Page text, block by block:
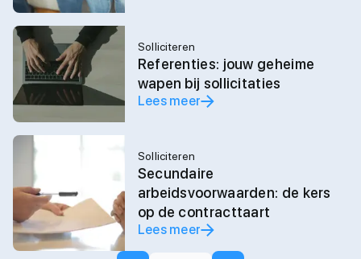
Solliciteren
Referenties: jouw geheime
wapen bij sollicitaties
Lees meer
Solliciteren
Secundaire
arbeidsvoorwaarden: de kers
op de contracttaart
Lees meer